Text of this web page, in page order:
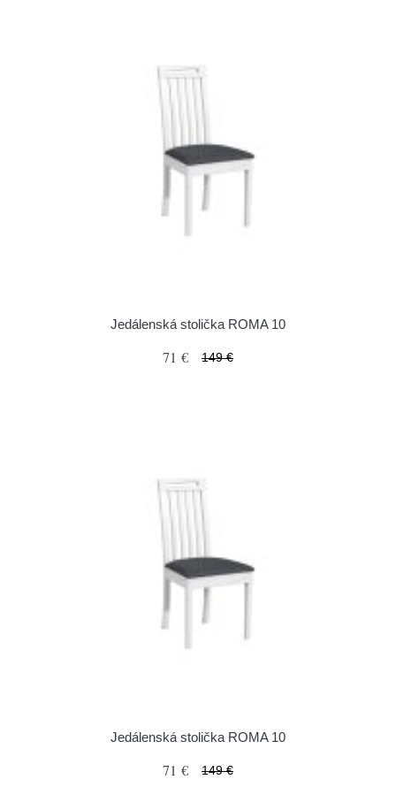
Jedálenská stolička ROMA 10
71 € 149 €
Jedálenská stolička ROMA 10
71 € 149 €